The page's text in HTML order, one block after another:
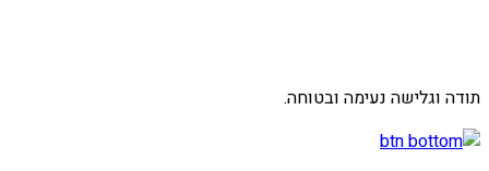
תודה וגלישה נעימה ובטוחה.